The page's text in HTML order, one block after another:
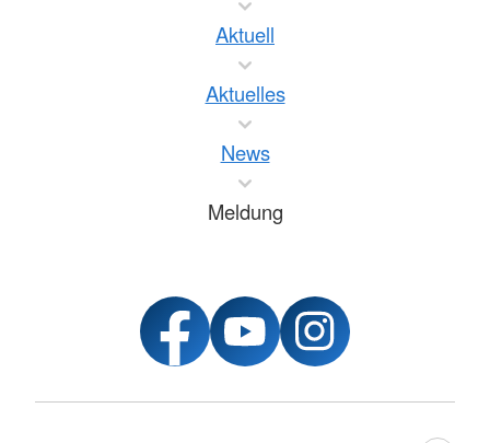
Aktuell
Aktuelles
News
Meldung